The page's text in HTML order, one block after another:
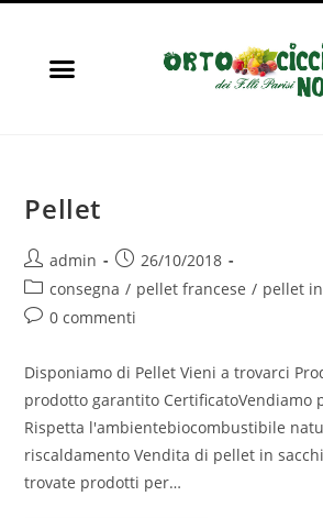
Pellet
admin
26/10/2018
consegna / pellet francese / pellet
0 commenti
Disponiamo di Pellet Vieni a trovarci
prodotto garantito CertificatoVendiamo
Rispetta l'ambientebiocombustibile
riscaldamento Vendita di pellet in
trovate prodotti per…